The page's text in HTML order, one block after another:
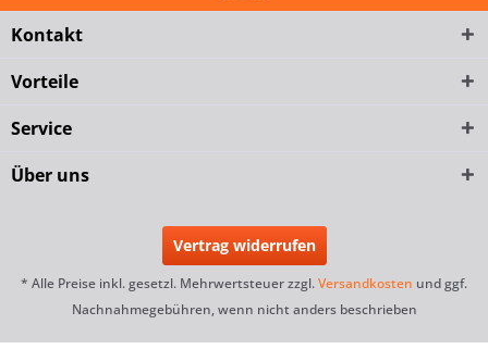
Kontakt
Vorteile
Service
Über uns
Vertrag widerrufen
* Alle Preise inkl. gesetzl. Mehrwertsteuer zzgl.Versandkosten und ggf.
Nachnahmegebühren, wenn nicht anders beschrieben